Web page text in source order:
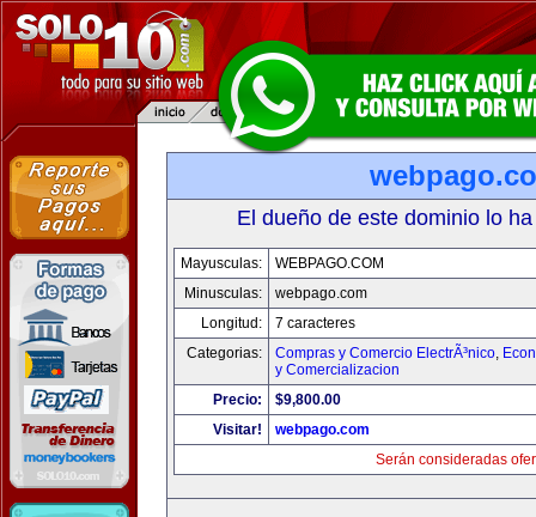
El dueño de este dominio lo
Mayusculas:
WEBPAGO.COM
Minusculas:
webpago.com
Longitud:
7 caracteres
Categorias:
Compras y Comercio ElectrÃ³nico,
y Comercializacion
Precio:
$9,800.00
Visitar!
webpago.com
Serán consideradas